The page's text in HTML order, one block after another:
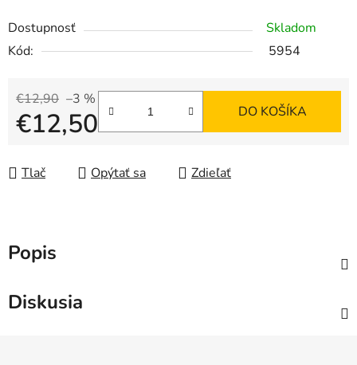
Dostupnosť
Skladom
Kód:
5954
€12,90 –3 %
€12,50 DO KOŠÍKA
Tlač Opýtať sa Zdieľať
Popis
Diskusia